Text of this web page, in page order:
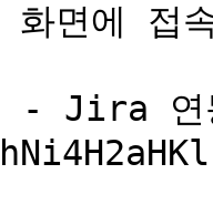
면에 접
- Jira